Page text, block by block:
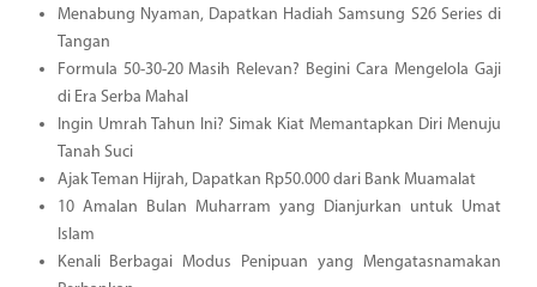
Menabung Nyaman, Dapatkan Hadiah Samsung S26 Series di
Tangan
Formula 50-30-20 Masih Relevan? Begini Cara Mengelola Gaji
di Era Serba Mahal
Ingin Umrah Tahun Ini? Simak Kiat Memantapkan Diri Menuju
Tanah Suci
Ajak Teman Hijrah, Dapatkan Rp50.000 dari Bank Muamalat
10 Amalan Bulan Muharram yang Dianjurkan untuk Umat
Islam
Kenali Berbagai Modus Penipuan yang Mengatasnamakan